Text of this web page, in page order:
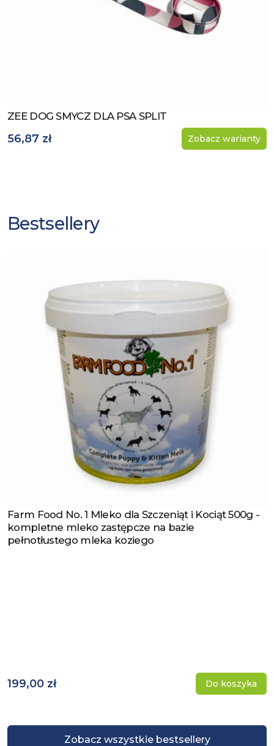
Zobacz produkt
ZEE DOG SMYCZ DLA PSA SPLIT
56,87 zł Zobacz warianty
Bestsellery
Zobacz wszystkie bestsellery
Zobacz produkt
Farm Food No. 1 Mleko dla Szczeniąt i Kociąt 500g -
kompletne mleko zastępcze na bazie
pełnotłustego mleka koziego
199,00 zł Do koszyka